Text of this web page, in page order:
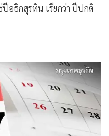
ปีอธิกสุรทิน เรียกว่า ปีปกติ